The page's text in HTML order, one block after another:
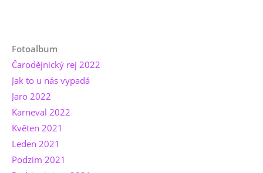
Fotoalbum
Čarodějnický rej 2022
Jak to u nás vypadá
Jaro 2022
Karneval 2022
Květen 2021
Leden 2021
Podzim 2021